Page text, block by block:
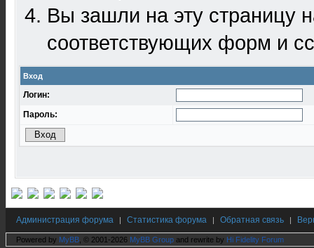
Вы зашли на эту
соответствующих форм и
Вход
Логин:
Пароль:
Администрация форума | Статистика форума | Обратная связь |
Powered by MyBB , © 2001-2026 MyBB Group and rewrite by Hi Fidelity Forum